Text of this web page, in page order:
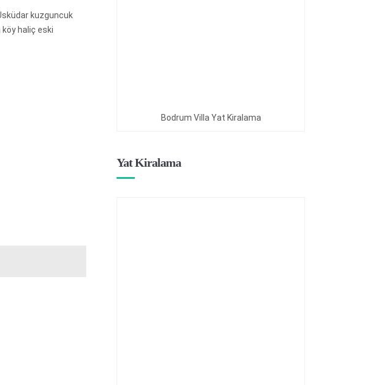
kuzguncuk
haliç eski
Bodrum Villa Yat Kiralama
Yat Kiralama